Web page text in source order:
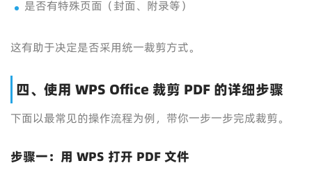
是否有特殊页面（封面、附录等）
这有助于决定是否采用统一裁剪方式。
四、使用 WPS Office 裁剪 PDF 的详细步骤
下面以最常见的操作流程为例，带你一步一步完成裁剪。
步骤一：用 WPS 打开 PDF 文件